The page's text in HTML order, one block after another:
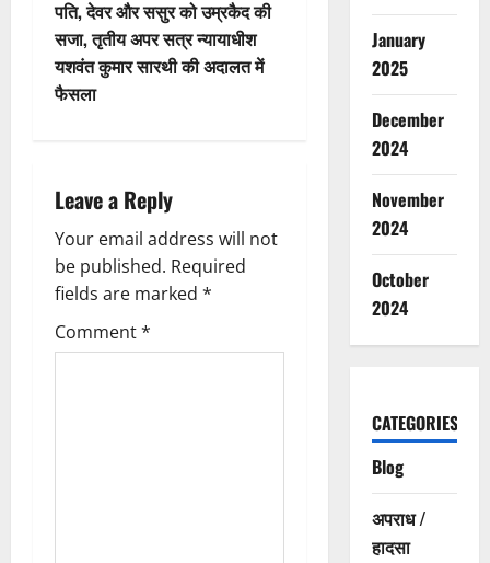
a
v
a
t
i
o
पति, देवर और ससुर को उम्रकैद की
सजा, तृतीय अपर सत्र न्यायाधीश
यशवंत कुमार सारथी की अदालत में
फैसला
Leave a Reply
Your email address will not
be published. Required
fields are marked *
Comment*
January
2025
December
2024
November
2024
October
2024
CATEGORIES
Blog
अपराध /
हादसा